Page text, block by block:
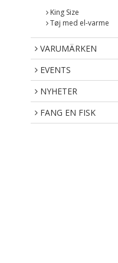
King Size
Tøj med el-varme
VARUMÄRKEN
EVENTS
NYHETER
FANG EN FISK